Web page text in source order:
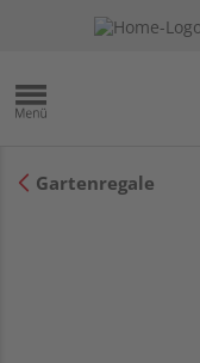
Gartenregale